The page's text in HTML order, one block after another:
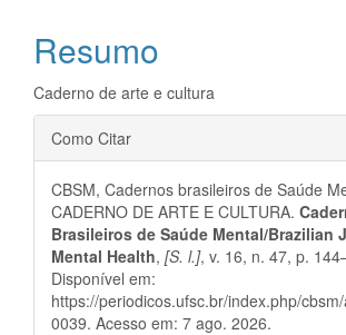
artigo
principal
Resumo
Caderno de arte e cultura
Detalhes
do
artigo
Como Citar
CBSM, Cadernos brasileiros de Saúde
CADERNO DE ARTE E CULTURA.
Brasileiros de Saúde Mental/Brazilian
Mental Health, [S. l.], v. 16, n. 47, p.
Disponível em:
https://periodicos.ufsc.br/index.php/
0039. Acesso em: 7 ago. 2026.